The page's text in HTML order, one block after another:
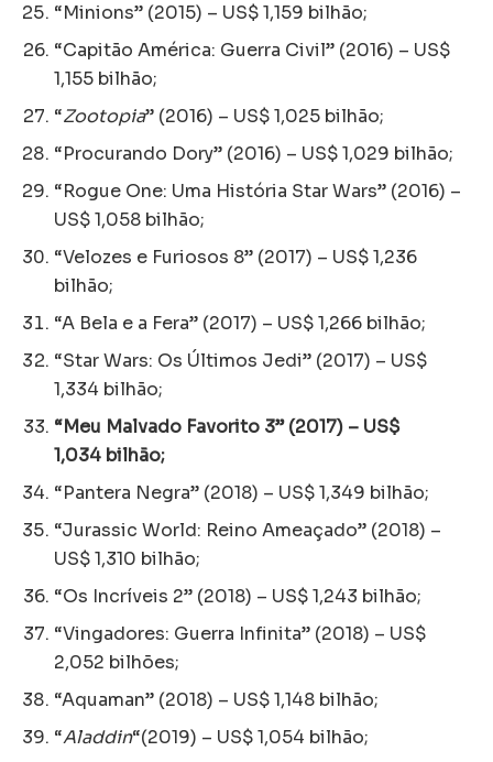
“Minions” (2015) – US$ 1,159 bilhão;
“Capitão América: Guerra Civil” (2016) – US$
1,155 bilhão;
“Zootopia” (2016) – US$ 1,025 bilhão;
“Procurando Dory” (2016) – US$ 1,029 bilhão;
“Rogue One: Uma História Star Wars” (2016) –
US$ 1,058 bilhão;
“Velozes e Furiosos 8” (2017) – US$ 1,236
bilhão;
“A Bela e a Fera” (2017) – US$ 1,266 bilhão;
“Star Wars: Os Últimos Jedi” (2017) – US$
1,334 bilhão;
“Meu Malvado Favorito 3” (2017) – US$
1,034 bilhão;
“Pantera Negra” (2018) – US$ 1,349 bilhão;
“Jurassic World: Reino Ameaçado” (2018) –
US$ 1,310 bilhão;
“Os Incríveis 2” (2018) – US$ 1,243 bilhão;
“Vingadores: Guerra Infinita” (2018) – US$
2,052 bilhões;
“Aquaman” (2018) – US$ 1,148 bilhão;
“Aladdin“(2019) – US$ 1,054 bilhão;